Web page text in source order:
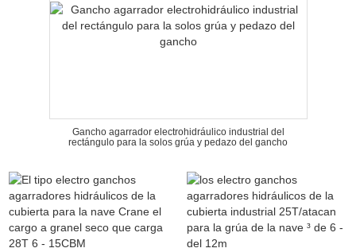
Gancho agarrador electrohidráulico industrial del
rectángulo para la solos grúa y pedazo del gancho